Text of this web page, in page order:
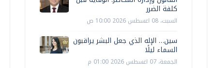
كلفة الضرر
السبت، 08 اغسطس 2026 10:00 ص
سين… الإله الذي جعل البشر يراقبون
السماء ليلًا
الجمعة، 07 اغسطس 2026 01:00 م